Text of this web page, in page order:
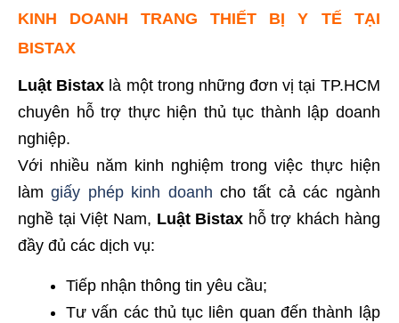
KINH DOANH TRANG THIẾT BỊ Y TẾ TẠI
BISTAX
Luật Bistax là một trong những đơn vị tại TP.HCM
chuyên hỗ trợ thực hiện thủ tục thành lập doanh
nghiệp.
Với nhiều năm kinh nghiệm trong việc thực hiện
làmgiấy phép kinh doanh cho tất cả các ngành
nghề tại Việt Nam, Luật Bistax hỗ trợ khách hàng
đầy đủ các dịch vụ:
Tiếp nhận thông tin yêu cầu;
Tư vấn các thủ tục liên quan đến thành lập